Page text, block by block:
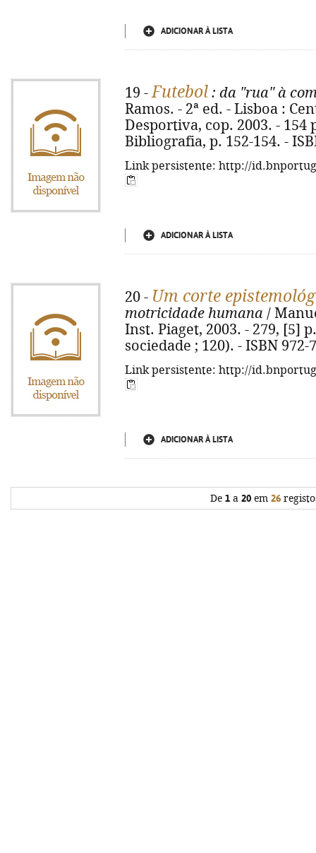
ADICIONAR À LISTA
19 -Futebol : da "rua" à
Ramos. - 2ª ed. - Lisboa :
Desportiva, cop. 2003. - 154
Bibliografia, p. 152-154. -
Link persistente: http://
ADICIONAR À LISTA
20 - Um corte
motricidade humana /
Inst. Piaget, 2003. - 279, [5]
sociedade ; 120). - ISBN 972-
Link persistente: http://
ADICIONAR À LISTA
De 1a 20em 26